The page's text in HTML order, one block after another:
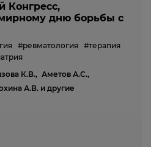
Конгресс,
дню борьбы с
#ревматология #терапия
К.В., Аметов А.С.,
А.В. и другие